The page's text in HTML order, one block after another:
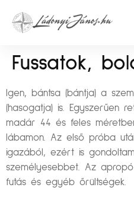
Fussatok,
Igen, bántsa (bántja) a
(hasogatja) is. Egyszerűen
madár 44 és feles
lábamon. Az első próba
igazából, ezért is
személyesebbet. Az
futás és egyéb őrültségek.